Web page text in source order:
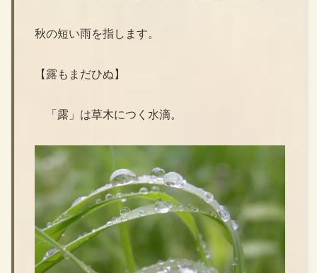
秋の短い雨を指します。
【露もまだひぬ】
「露」は草木につく水滴。